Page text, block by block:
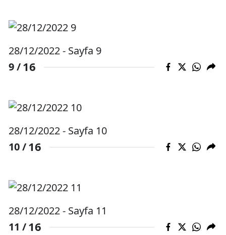
Trabzon
28/12/2022 - Sayfa 9
9 /16
28/12/2022 - Sayfa 10
10 /16
28/12/2022 - Sayfa 11
11 /16